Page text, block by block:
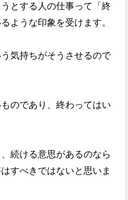
とする人の仕事って「終
ような印象を受けます。
気持ちがそうさせるので
のであり、終わってはい
続ける意思があるのなら
すべきではないと思いま